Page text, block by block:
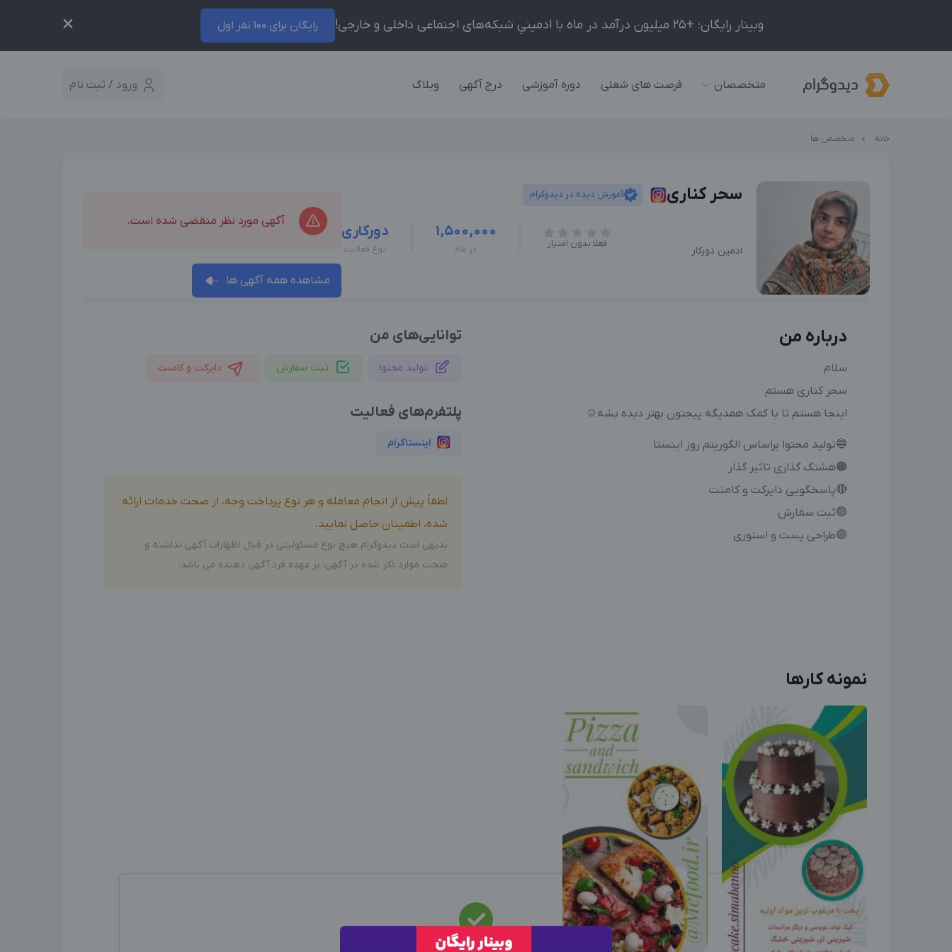
وبینار رایگان: +25 میلیون درآمد در ماه با ادمینیِ شبکه‌های اجتماعی داخلی و خارجی! رایگان برای 100 نفر اول ×
متخصصان فرصت های شغلی دوره آموزشی درج آگهی وبلاگ ورود / ثبت نام
خانه متخصص ها
سحر کناری آموزش دیده در دیدوگرام
ادمین دورکار
فعلا بدون امتیاز
1,500,000
در ماه
دورکاری
نوع فعالیت
آگهی مورد نظر منقضی شده است.
مشاهده همه آگهی ها
درباره من
سلام
سحر کناری هستم
اینجا هستم تا با کمک همدیگه پیجتون بهتر دیده بشه☺️
🔵تولید محتوا براساس الگوریتم روز اینستا
🟠هشتگ گذاری تاثیر گذار
🔴پاسخگویی دایرکت و کامنت
🟢ثبت سفارش
🟣طراحی پست و استوری
توانایی‌های من
تولید محتوا ثبت سفارش دایرکت و کامنت
پلتفرم‌های فعالیت
اینستاگرام
لطفاً پیش از انجام معامله و هر نوع پرداخت وجه، از صحت خدمات ارائه
شده، اطمینان حاصل نمایید.
بدیهی است دیدوگرام هیچ نوع مسئولیتی در قبال اظهارات آگهی نداشته و
صحت موارد ذکر شده در آگهی، بر عهده فرد آگهی دهنده می باشد.
نمونه کارها